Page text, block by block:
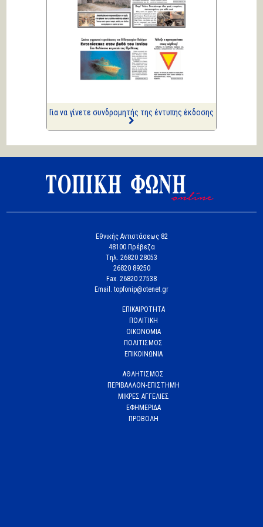
Κική Ζέρβα
Πολιτικά και άλλα
ΑΡΙΩΝ
Ιστορίες Καθημερινής
Τρέλας
Για να γίνετε συνδρομητής της έντυπης έκδοσης
Εθνικής Αντιστάσεως 82
48100 Πρέβεζα
Tηλ. 26820 28053
26820 89250
Fax. 26820 27538
Email. topfonip@otenet.gr
ΕΠΙΚΑΙΡΟΤΗΤΑ
ΠΟΛΙΤΙΚΗ
ΟΙΚΟΝΟΜΙΑ
ΠΟΛΙΤΙΣΜΟΣ
ΕΠΙΚΟΙΝΩΝΙΑ
ΑΘΛΗΤΙΣΜΟΣ
ΠΕΡΙΒΑΛΛΟΝ-ΕΠΙΣΤΗΜΗ
ΜΙΚΡΕΣ ΑΓΓΕΛΙΕΣ
ΕΦΗΜΕΡΙΔΑ
ΠΡΟΒΟΛΗ